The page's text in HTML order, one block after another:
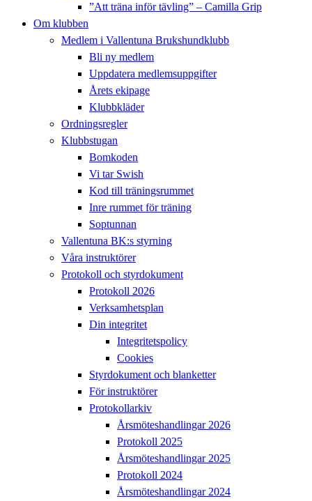
”Att träna inför tävling” – Camilla Grip
Om klubben
Medlem i Vallentuna Brukshundklubb
Bli ny medlem
Uppdatera medlemsuppgifter
Årets ekipage
Klubbkläder
Ordningsregler
Klubbstugan
Bomkoden
Vi tar Swish
Kod till träningsrummet
Inre rummet för träning
Soptunnan
Vallentuna BK:s styrning
Våra instruktörer
Protokoll och styrdokument
Protokoll 2026
Verksamhetsplan
Din integritet
Integritetspolicy
Cookies
Styrdokument och blanketter
För instruktörer
Protokollarkiv
Årsmöteshandlingar 2026
Protokoll 2025
Årsmöteshandlingar 2025
Protokoll 2024
Årsmöteshandlingar 2024